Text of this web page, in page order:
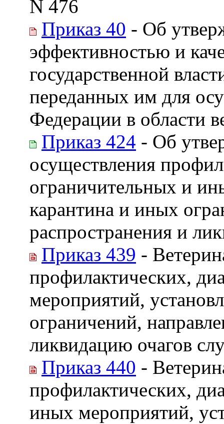
N 476
Приказ 40 - Об
эффективностью и
государственной
переданных им для
Федерации в области
Приказ 424 - Об
осуществления
ограничительных и
карантина и иных
распространения и
Приказ 439 -
профилактических,
мероприятий,
ограничений,
ликвидацию очагов
Приказ 440 -
профилактических,
иных мероприятий,